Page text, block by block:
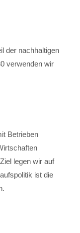
der nachhaltigen
verwenden wir
Betrieben
legen wir auf
ist die